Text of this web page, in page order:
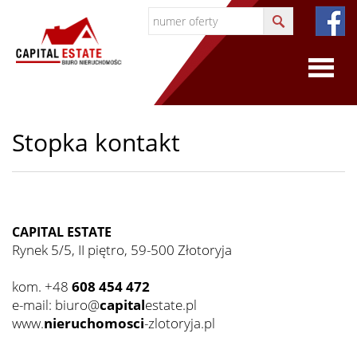
O
Stopka kontakt
CAPITAL ESTATE
Rynek 5/5, II piętro, 59-500 Złotoryja
kom. +48 608 454 472
e-mail: biuro@capitalestate.pl
www.nieruchomosci-zlotoryja.pl